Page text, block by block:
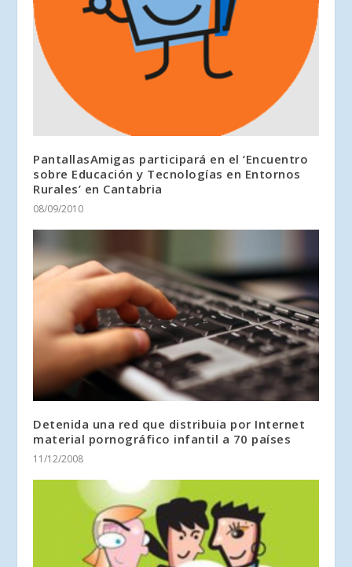
PantallasAmigas participará en el ‘Encuentro
sobre Educación y Tecnologías en Entornos
Rurales’ en Cantabria
08/09/2010
Detenida una red que distribuia por Internet
material pornográfico infantil a 70 países
11/12/2008